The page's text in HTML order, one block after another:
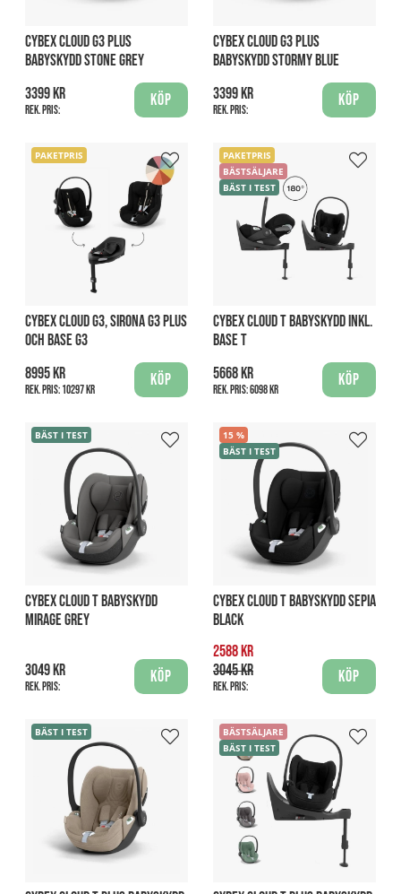
CYBEX CLOUD G3 PLUS
BABYSKYDD STONE GREY
3399 kr
Rek. pris:
Köp
CYBEX CLOUD G3 PLUS
BABYSKYDD STORMY BLUE
3399 kr
Rek. pris:
Köp
PAKETPRIS
CYBEX CLOUD G3, SIRONA G3 PLUS
OCH BASE G3
8995 kr
Rek. pris:10297 kr
Köp
PAKETPRIS
BÄSTSÄLJARE
BÄST I TEST
CYBEX CLOUD T BABYSKYDD INKL.
BASE T
5668 kr
Rek. pris:6098 kr
Köp
BÄST I TEST
CYBEX CLOUD T BABYSKYDD
MIRAGE GREY
3049 kr
Rek. pris:
Köp
15
BÄST I TEST
CYBEX CLOUD T BABYSKYDD SEPIA
BLACK
2588 kr
3045 kr
Rek. pris:
Köp
BÄST I TEST
BÄSTSÄLJARE
BÄST I TEST